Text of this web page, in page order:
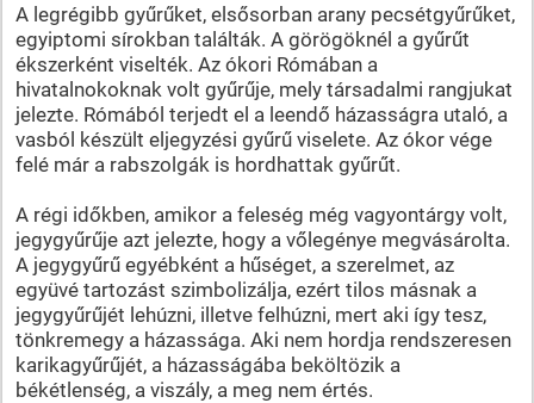
A legrégibb gyűrűket, elsősorban arany pecsétgyűrűket,
egyiptomi sírokban találták. A görögöknél a gyűrűt
ékszerként viselték. Az ókori Rómában a
hivatalnokoknak volt gyűrűje, mely társadalmi rangjukat
jelezte. Rómából terjedt el a leendő házasságra utaló, a
vasból készült eljegyzési gyűrű viselete. Az ókor vége
felé már a rabszolgák is hordhattak gyűrűt.
A régi időkben, amikor a feleség még vagyontárgy volt,
jegygyűrűje azt jelezte, hogy a vőlegénye megvásárolta.
A jegygyűrű egyébként a hűséget, a szerelmet, az
együvé tartozást szimbolizálja, ezért tilos másnak a
jegygyűrűjét lehúzni, illetve felhúzni, mert aki így tesz,
tönkremegy a házassága. Aki nem hordja rendszeresen
karikagyűrűjét, a házasságába beköltözik a
békétlenség, a viszály, a meg nem értés.